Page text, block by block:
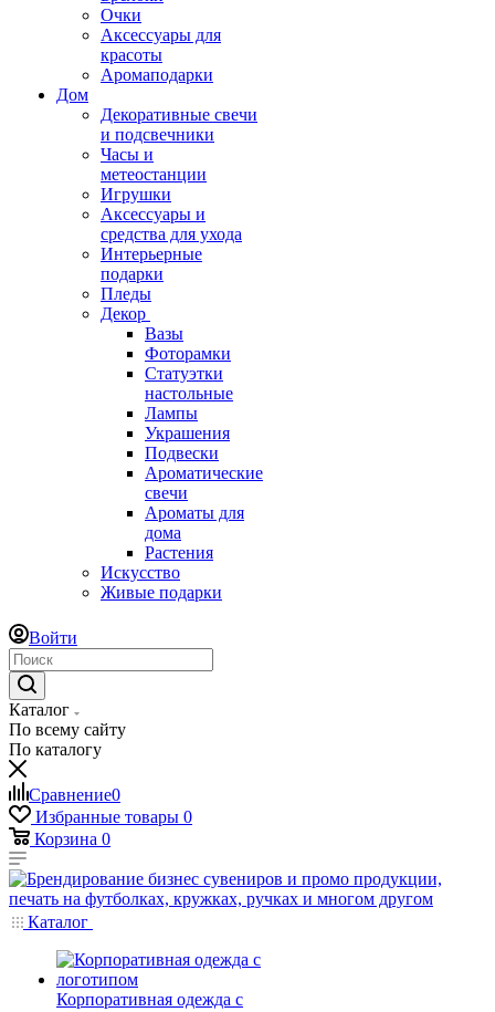
Очки
Аксессуары для
красоты
Аромаподарки
Дом
Декоративные свечи
и подсвечники
Часы и
метеостанции
Игрушки
Аксессуары и
средства для ухода
Интерьерные
подарки
Пледы
Декор
Вазы
Фоторамки
Статуэтки
настольные
Лампы
Украшения
Подвески
Ароматические
свечи
Ароматы для
дома
Растения
Искусство
Живые подарки
Войти
Каталог
По всему сайту
По каталогу
Сравнение0
Избранные товары 0
Корзина 0
Каталог
Корпоративная одежда с